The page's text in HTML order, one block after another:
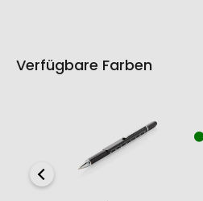
Verfügbare Farben